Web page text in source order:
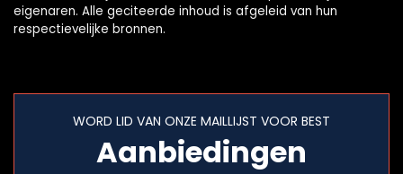
eigenaren. Alle geciteerde inhoud is afgeleid van hun
respectievelijke bronnen.
WORD LID VAN ONZE MAILLIJST VOOR BEST
Aanbiedingen